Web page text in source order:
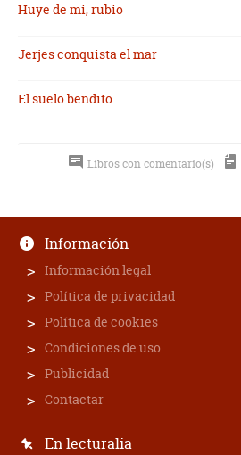
Huye de mi, rubio
Jerjes conquista el mar
El suelo bendito
Libros con comentario(s)
Información
Información legal
Política de privacidad
Política de cookies
Condiciones de uso
Publicidad
Contactar
En lecturalia